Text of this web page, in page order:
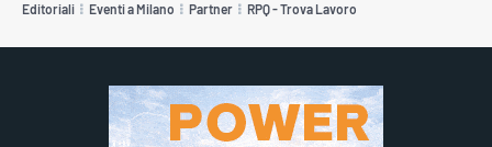
Editoriali Eventi a Milano Partner RPQ - Trova Lavoro